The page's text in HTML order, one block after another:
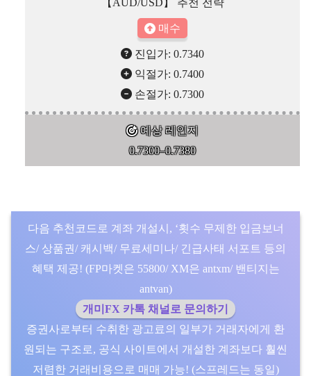
매수
진입가: 0.7340
익절가: 0.7400
손절가: 0.7300
예상 레인지
0.7300–0.7380
다음 추천코드로 계좌 개설시, ‘횟수 무제한 입금보너
스/ 상품권/ 캐시백/ 무료세미나/ 긴급사태 서포트 등의
혜택 제공! (FP마켓은 55800/ XM은 antxm/ 밴티지는
antvan)
개미FX 카톡 채널로 문의하기
증권사로부터 수취한 광고료의 일부가 거래자에게 환
원되는 구조로, 공식 사이트에서 개설한 계좌보다 훨씬
저렴한 거래비용으로 매매 가능! (스프레드는 동일)